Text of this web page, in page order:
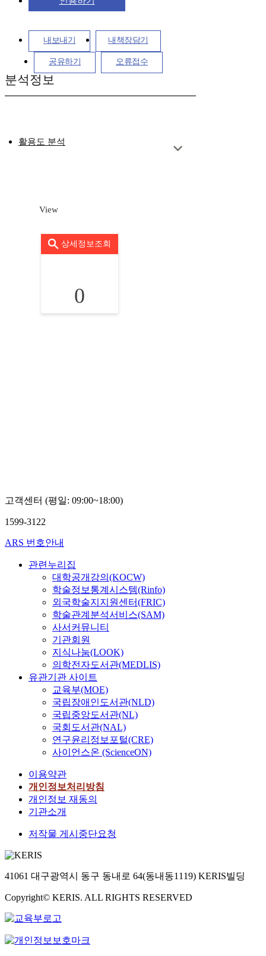
내보내기 내책장담기
공유하기 오류접수
분석정보
활용도 분석
View
상세정보조회
0
고객센터 (평일: 09:00~18:00)
1599-3122
ARS 번호안내
관련누리집
대학공개강의(KOCW)
학술정보통계시스템(Rinfo)
외국학술지지원센터(FRIC)
학술관계분석서비스(SAM)
사서커뮤니티
기관회원
지식나눔(LOOK)
의학전자도서관(MEDLIS)
유관기관 사이트
교육부(MOE)
국립장애인도서관(NLD)
국립중앙도서관(NL)
국회도서관(NAL)
연구윤리정보포털(CRE)
사이언스온 (ScienceON)
이용약관
개인정보처리방침
개인정보 재동의
기관소개
저작물 게시중단요청
41061 대구광역시 동구 동내로 64(동내동1119) KERIS빌딩
Copyright© KERIS. ALL RIGHTS RESERVED